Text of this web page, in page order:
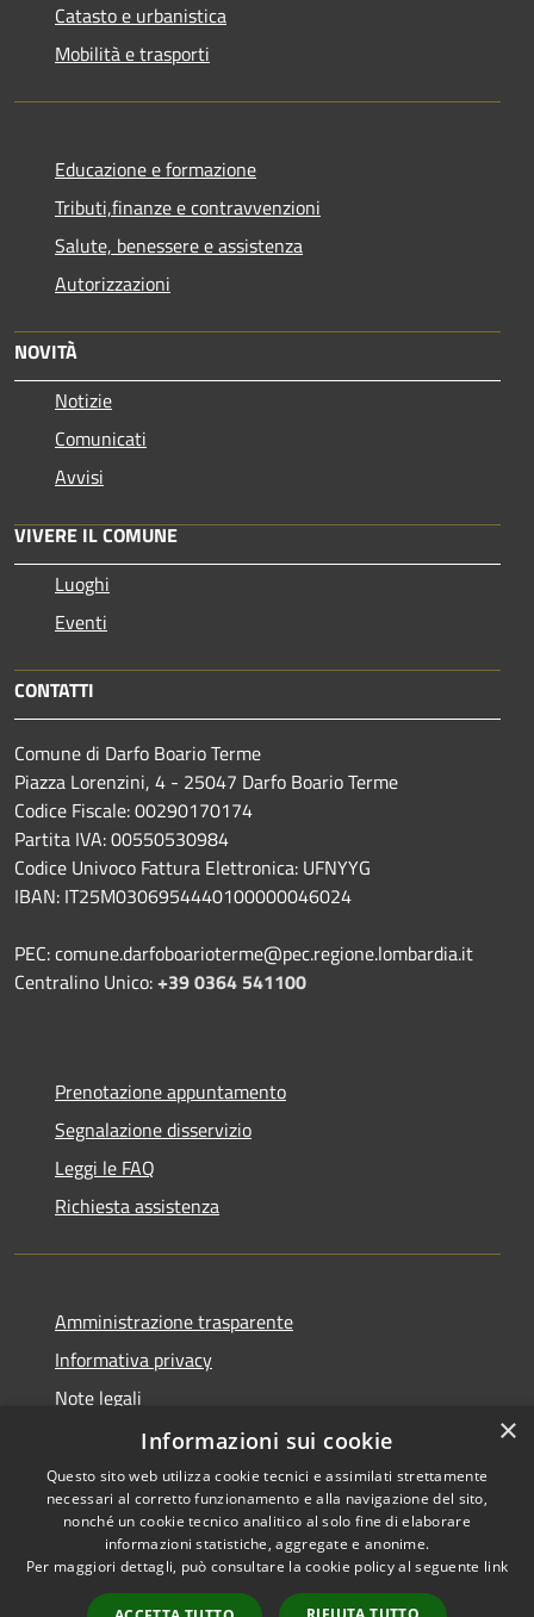
Catasto e urbanistica
Mobilità e trasporti
Educazione e formazione
Tributi,finanze e contravvenzioni
Salute, benessere e assistenza
Autorizzazioni
NOVITÀ
Notizie
Comunicati
Avvisi
VIVERE IL COMUNE
Luoghi
Eventi
CONTATTI
Comune di Darfo Boario Terme
Piazza Lorenzini, 4 - 25047 Darfo Boario Terme
Codice Fiscale: 00290170174
Partita IVA: 00550530984
Codice Univoco Fattura Elettronica: UFNYYG
IBAN: IT25M0306954440100000046024
PEC: comune.darfoboarioterme@pec.regione.lombardia.it
Centralino Unico:+39 0364 541100
Prenotazione appuntamento
Segnalazione disservizio
Leggi le FAQ
Richiesta assistenza
Amministrazione trasparente
Informativa privacy
Note legali
Dichiarazione di accessibilità
RSS
Accessibilità
Copyright © 2026 • Comune di
×
Informazioni sui cookie
Questo sito web utilizza cookie tecnici e assimilati strettamente
necessari al corretto funzionamento e alla navigazione del sito,
nonché un cookie tecnico analitico al solo fine di elaborare
informazioni statistiche, aggregate e anonime.
Per maggiori dettagli, può consultare la cookie policy al seguente link